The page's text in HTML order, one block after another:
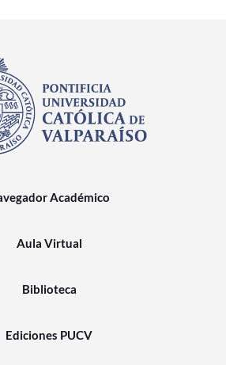
Académico
Aula Virtual
Biblioteca
Ediciones PUCV